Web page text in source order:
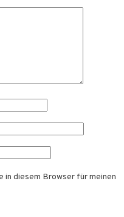
in diesem Browser für meinen